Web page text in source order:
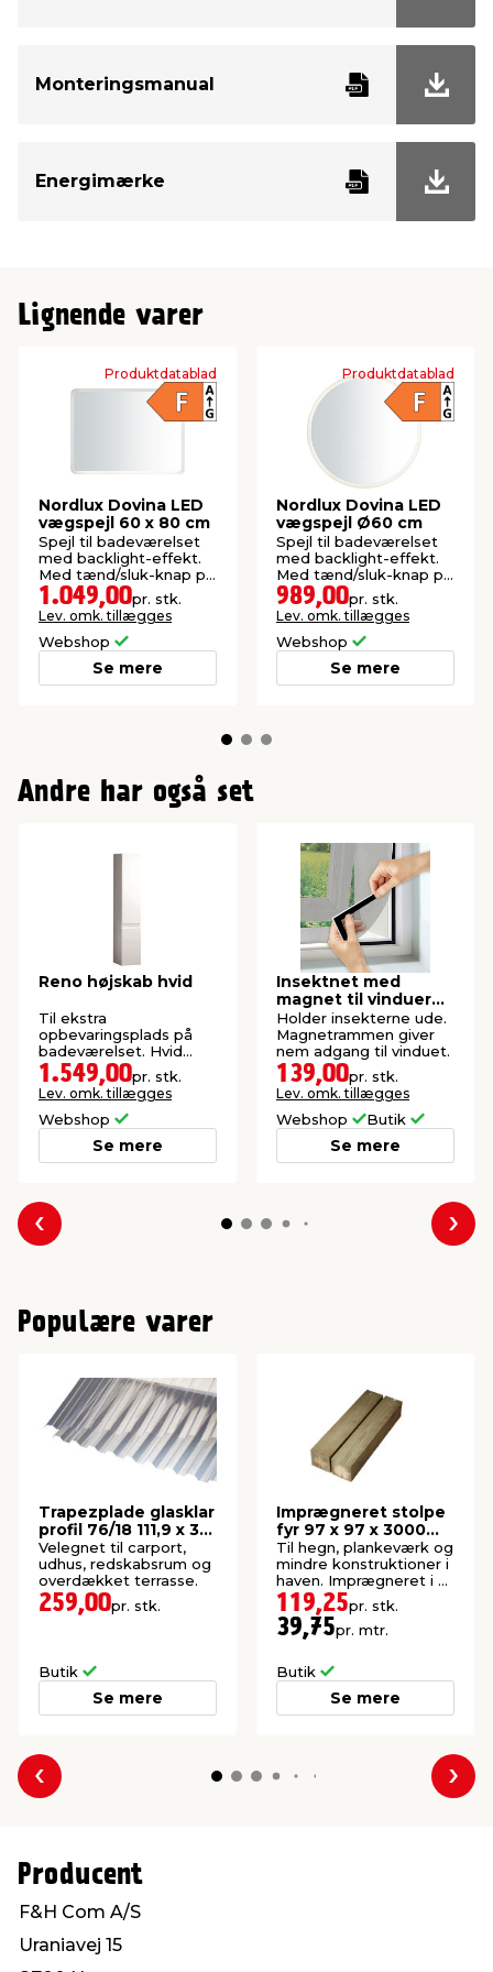
Monteringsmanual
Energimærke
Lignende varer
Produktdatablad
Nordlux Dovina LED
vægspejl 60 x 80 cm
Spejl til badeværelset
med backlight-effekt.
Med tænd/sluk-knap på
spejlet.
1.049,00pr. stk.
Lev. omk. tillægges
Webshop
Se mere
Produktdatablad
Nordlux Dovina LED
vægspejl Ø60 cm
Spejl til badeværelset
med backlight-effekt.
Med tænd/sluk-knap på
spejlet.
989,00pr. stk.
Lev. omk. tillægges
Webshop
Se mere
Andre har også set
Reno højskab hvid
Til ekstra
opbevaringsplads på
badeværelset. Hvid
højglans. B30 x H157 x
D32 cm.
1.549,00pr. stk.
Lev. omk. tillægges
Webshop
Se mere
Insektnet med
magnet til vinduer
150 x 130 cm
Holder insekterne ude.
Magnetrammen giver
nem adgang til vinduet.
139,00pr. stk.
Lev. omk. tillægges
Webshop Butik
Se mere
Forrige
Populære varer
Trapezplade glasklar
profil 76/18 111,9 x 310
cm
Velegnet til carport,
udhus, redskabsrum og
overdækket terrasse.
259,00pr. stk.
Butik
Se mere
Imprægneret stolpe
fyr 97 x 97 x 3000
mm
Til hegn, plankeværk og
mindre konstruktioner i
haven. Imprægneret i kl.
NTR A.
119,25pr. stk.
39,75pr. mtr.
Butik
Se mere
Forrige
Producent
F&H Com A/S
Uraniavej 15